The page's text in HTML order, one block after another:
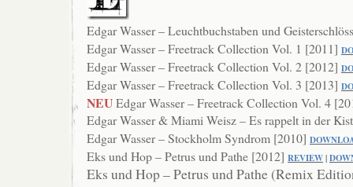
Edgar Wasser – Leuchtbuchstaben und
Edgar Wasser – Freetrack Collection Vol. 1 [2011]
Edgar Wasser – Freetrack Collection Vol. 2 [2012]
Edgar Wasser – Freetrack Collection Vol. 3 [2013]
NEUEdgar Wasser – Freetrack Collection Vol. 4
Edgar Wasser & Miami Weisz – Es rappelt in der
Edgar Wasser – Stockholm Syndrom [2010] DOWNL
Eks und Hop – Petrus und Pathe [2012] REVIEW|
Eks und Hop – Petrus und Pathe (Remix